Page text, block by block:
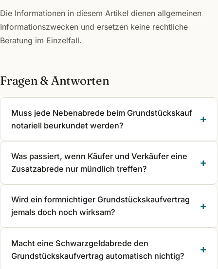
Die Informationen in diesem Artikel dienen allgemeinen
Informationszwecken und ersetzen keine rechtliche
Beratung im Einzelfall.
Fragen & Antworten
Muss jede Nebenabrede beim Grundstückskauf
notariell beurkundet werden?
Was passiert, wenn Käufer und Verkäufer eine
Zusatzabrede nur mündlich treffen?
Wird ein formnichtiger Grundstückskaufvertrag
jemals doch noch wirksam?
Macht eine Schwarzgeldabrede den
Grundstückskaufvertrag automatisch nichtig?